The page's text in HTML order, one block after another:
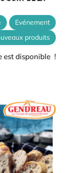
Evénement
produits
est disponible !